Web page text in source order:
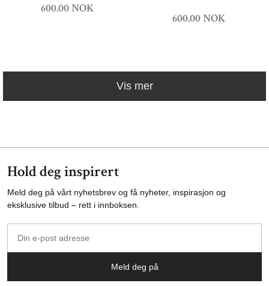
600.00 NOK
600.00 NOK
Vis mer
Hold deg inspirert
Meld deg på vårt nyhetsbrev og få nyheter, inspirasjon og
eksklusive tilbud – rett i innboksen.
post
Meld deg på